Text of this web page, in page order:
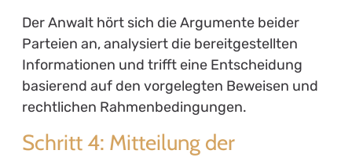
Der Anwalt hört sich die Argumente beider
Parteien an, analysiert die bereitgestellten
Informationen und trifft eine Entscheidung
basierend auf den vorgelegten Beweisen und
rechtlichen Rahmenbedingungen.
Schritt 4: Mitteilung der